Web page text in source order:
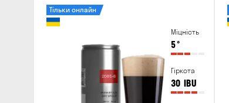
Міцність
5°
Гіркота
30 IBU
Тільки онлайн